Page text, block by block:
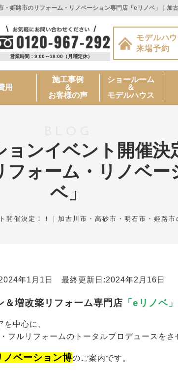
姫路市のリフォーム・リノベーション専門店「eリノベ」｜加
営業時間：9:00～18:00 （月曜定休）
モデルハ
来場予約
用
施工事例
＆
お客様の声
ショールーム
＆
モデルハウス
ンイベント開催決
フォーム・リノベ
ベ」
開催決定！！｜加古川市・高砂市・明石市・姫路
年1月1日 最終更新日:2024年2月16日
＆増改築リフォーム専門店 「eリノベ」
中心に、
フルリフォームのトータルプロデュースを
ノベーション博のご案内です。